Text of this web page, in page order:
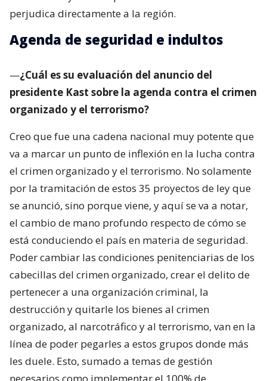
perjudica directamente a la región.
Agenda de seguridad e indultos
—¿Cuál es su evaluación del anuncio del
presidente Kast sobre la agenda contra el crimen
organizado y el terrorismo?
Creo que fue una cadena nacional muy potente que
va a marcar un punto de inflexión en la lucha contra
el crimen organizado y el terrorismo. No solamente
por la tramitación de estos 35 proyectos de ley que
se anunció, sino porque viene, y aquí se va a notar,
el cambio de mano profundo respecto de cómo se
está conduciendo el país en materia de seguridad.
Poder cambiar las condiciones penitenciarias de los
cabecillas del crimen organizado, crear el delito de
pertenecer a una organización criminal, la
destrucción y quitarle los bienes al crimen
organizado, al narcotráfico y al terrorismo, van en la
línea de poder pegarles a estos grupos donde más
les duele. Esto, sumado a temas de gestión